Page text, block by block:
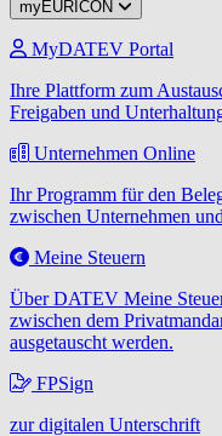
myEURICON
MyDATEV Portal
Ihre Plattform zum
Freigaben und
Unternehmen Online
Ihr Programm für den
zwischen Unternehmen
Meine Steuern
Über DATEV Meine
zwischen dem
ausgetauscht werden.
FPSign
zur digitalen Unterschrift